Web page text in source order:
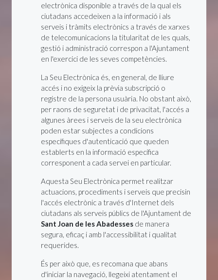
electrònica disponible a través de la qual els
ciutadans accedeixen a la informació i als
serveis i tràmits electrònics a través de xarxes
de telecomunicacions la titularitat de les quals,
gestió i administració correspon a l'Ajuntament
en l'exercici de les seves competències.
La Seu Electrònica és, en general, de lliure
accés i no exigeix la prèvia subscripció o
registre de la persona usuària. No obstant això,
per raons de seguretat i de privacitat, l'accés a
algunes àrees i serveis de la seu electrònica
poden estar subjectes a condicions
específiques d'autenticació que queden
establerts en la informació específica
corresponent a cada servei en particular.
Aquesta Seu Electrònica permet realitzar
actuacions, procediments i serveis que precisin
l'accés electrònic a través d'Internet dels
ciutadans als serveis públics de l'Ajuntament de
Sant Joan de les Abadesses de manera
segura, eficaç i amb l'accessibilitat i qualitat
requerides.
És per això que, es recomana que abans
d'iniciar la navegació, llegeixi atentament el